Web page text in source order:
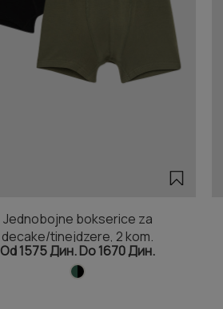
Jednobojne bokserice za
decake/tinejdzere, 2 kom.
Od 1575 Дин. Do 1670 Дин.